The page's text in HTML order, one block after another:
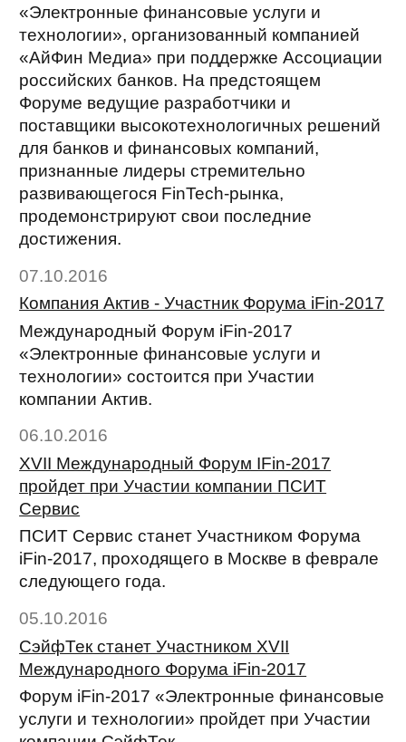
«Электронные финансовые услуги и
технологии», организованный компанией
«АйФин Медиа» при поддержке Ассоциации
российских банков. На предстоящем
Форуме ведущие разработчики и
поставщики высокотехнологичных решений
для банков и финансовых компаний,
признанные лидеры стремительно
развивающегося FinTech-рынка,
продемонстрируют свои последние
достижения.
07.10.2016
Компания Актив - Участник Форума iFin-2017
Международный Форум iFin-2017
«Электронные финансовые услуги и
технологии» состоится при Участии
компании Актив.
06.10.2016
XVII Международный Форум IFin-2017
пройдет при Участии компании ПСИТ
Сервис
ПСИТ Сервис станет Участником Форума
iFin-2017, проходящего в Москве в феврале
следующего года.
05.10.2016
СэйфТек станет Участником XVII
Международного Форума iFin-2017
Форум iFin-2017 «Электронные финансовые
услуги и технологии» пройдет при Участии